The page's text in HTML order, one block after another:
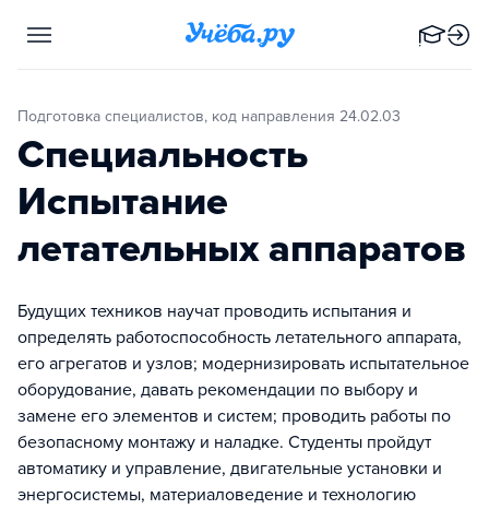
Подготовка специалистов, код направления 24.02.03
Специальность
Испытание
летательных аппаратов
Будущих техников научат проводить испытания и
определять работоспособность летательного аппарата,
его агрегатов и узлов; модернизировать испытательное
оборудование, давать рекомендации по выбору и
замене его элементов и систем; проводить работы по
безопасному монтажу и наладке. Студенты пройдут
автоматику и управление, двигательные установки и
энергосистемы, материаловедение и технологию